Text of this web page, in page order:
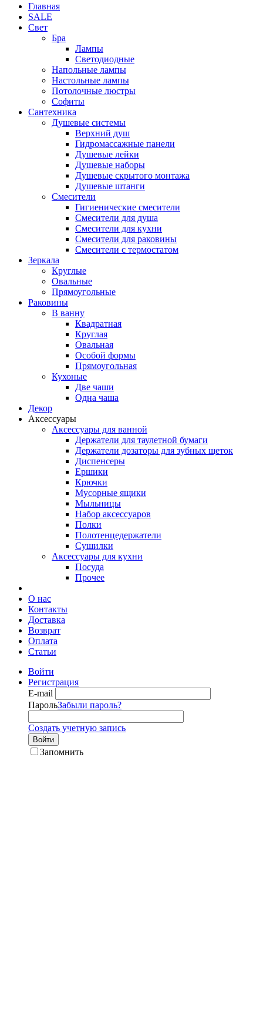
Главная
SALE
Свет
Бра
Лампы
Светодиодные
Напольные лампы
Настольные лампы
Потолочные люстры
Софиты
Сантехника
Душевые системы
Верхний душ
Гидромассажные панели
Душевые лейки
Душевые наборы
Душевые скрытого монтажа
Душевые штанги
Смесители
Гигиенические смесители
Смесители для душа
Смесители для кухни
Смесители для раковины
Смесители с термостатом
Зеркала
Круглые
Овальные
Прямоугольные
Раковины
В ванну
Квадратная
Круглая
Овальная
Особой формы
Прямоугольная
Кухоные
Две чаши
Одна чаша
Декор
Аксессуары
Аксессуары для ванной
Держатели для таулетной бумаги
Держатели дозаторы для зубных щеток
Диспенсеры
Ершики
Крючки
Мусорные ящики
Мыльницы
Набор аксессуаров
Полки
Полотенцедержатели
Сушилки
Аксессуары для кухни
Посуда
Прочее
О нас
Контакты
Доставка
Возврат
Оплата
Статьи
Войти
Регистрация
E-mail
ПарольЗабыли пароль?
Создать учетную запись
Войти
Запомнить